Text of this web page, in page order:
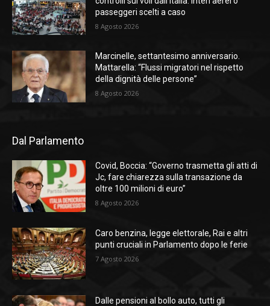
passeggeri scelti a caso
8 Agosto 2026
Marcinelle, settantesimo anniversario.
Mattarella: “Flussi migratori nel rispetto
della dignità delle persone”
8 Agosto 2026
Dal Parlamento
Covid, Boccia: “Governo trasmetta gli atti di
Jc, fare chiarezza sulla transazione da
oltre 100 milioni di euro”
8 Agosto 2026
Caro benzina, legge elettorale, Rai e altri
punti cruciali in Parlamento dopo le ferie
7 Agosto 2026
Dalle pensioni al bollo auto, tutti gli